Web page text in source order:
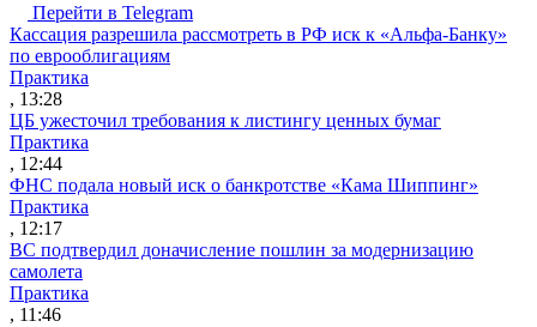
Перейти в Telegram
Кассация разрешила рассмотреть в РФ иск к «Альфа-Банку»
по еврооблигациям
Практика
, 13:28
ЦБ ужесточил требования к листингу ценных бумаг
Практика
, 12:44
ФНС подала новый иск о банкротстве «Кама Шиппинг»
Практика
, 12:17
ВС подтвердил доначисление пошлин за модернизацию
самолета
Практика
, 11:46